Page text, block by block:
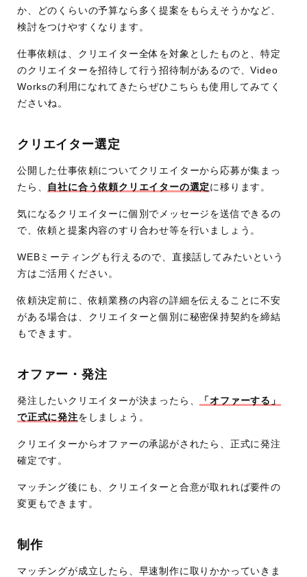
か、どのくらいの予算なら多く提案をもらえそうかなど、
検討をつけやすくなります。
仕事依頼は、クリエイター全体を対象としたものと、特定
のクリエイターを招待して行う招待制があるので、Video
Worksの利用になれてきたらぜひこちらも使用してみてく
ださいね。
クリエイター選定
公開した仕事依頼についてクリエイターから応募が集まっ
たら、
自社に合う依頼クリエイターの選定 に移ります。
気になるクリエイターに個別でメッセージを送信できるの
で、依頼と提案内容のすり合わせ等を行いましょう。
WEBミーティングも行えるので、直接話してみたいという
方はご活用ください。
依頼決定前に、依頼業務の内容の詳細を伝えることに不安
がある場合は、クリエイターと個別に秘密保持契約を締結
もできます。
オファー・発注
発注したいクリエイターが決まったら、
「オファーする」
で正式に発注をしましょう。
クリエイターからオファーの承認がされたら、正式に発注
確定です。
マッチング後にも、クリエイターと合意が取れれば要件の
変更もできます。
制作
マッチングが成立したら、早速制作に取りかかっていきま